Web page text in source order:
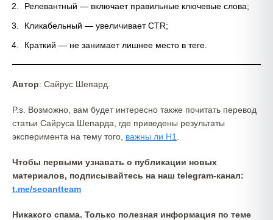
Релевантный — включает правильные ключевые слова;
Кликабельный — увеличивает CTR;
Краткий — не занимает лишнее место в теге.
Автор: Сайрус Шепард.
P.s. Возможно, вам будет интересно также почитать перевод
статьи Сайруса Шепарда, где приведены результаты
эксперимента на тему того, важны ли H1
Чтобы первыми узнавать о публикации новых
материалов, подписывайтесь на наш telegram-канал:
t.me/seoantteam
Никакого спама. Только полезная информация по теме